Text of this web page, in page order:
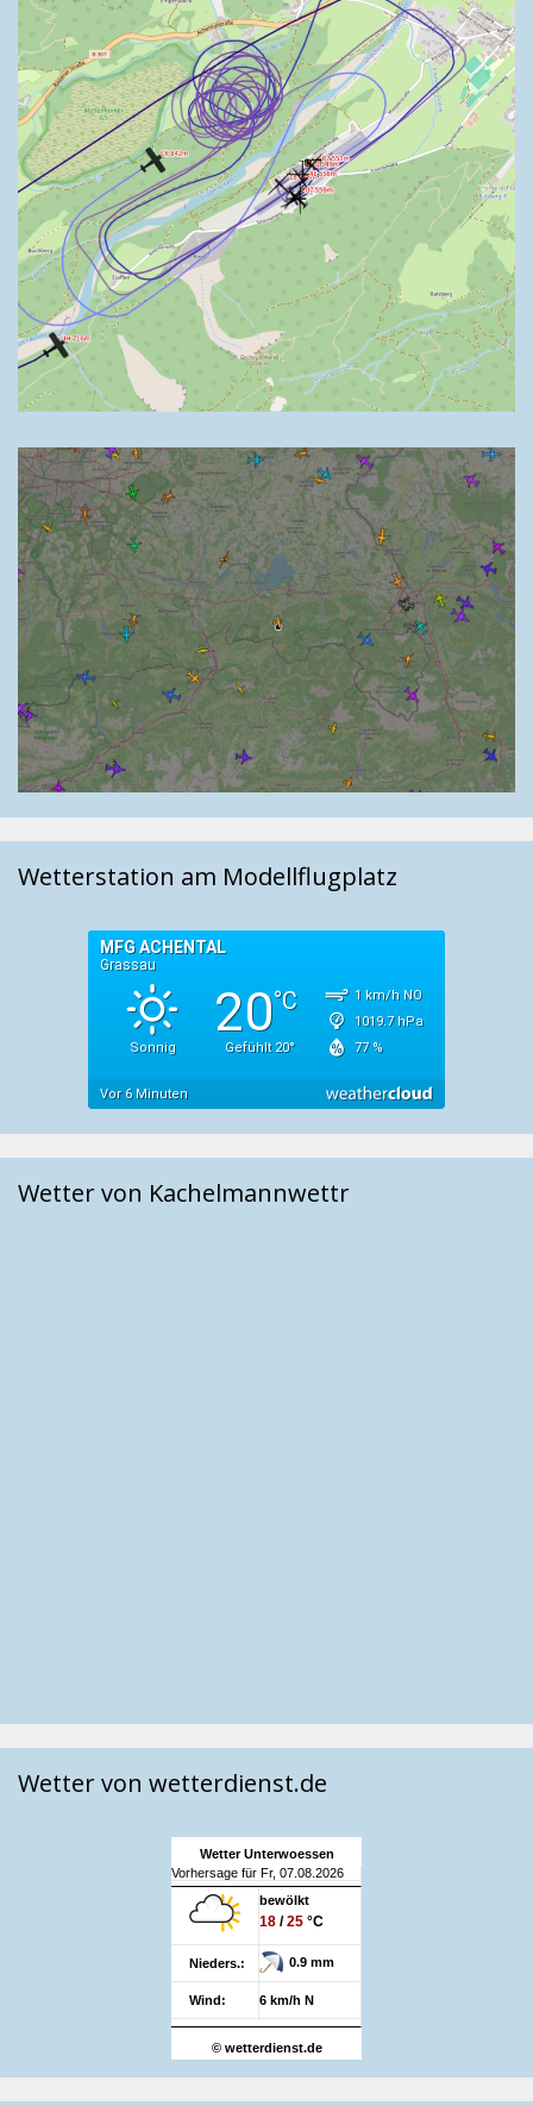
Wetterstation am Modellflugplatz
Wetter von Kachelmannwettr
Wetter von wetterdienst.de
Wetter Unterwoessen
Vorhersage für Fr, 07.08.2026
bewölkt
18 /25 °C
Nieders.: 0.9 mm
Wind: 6 km/h N
© wetterdienst.de